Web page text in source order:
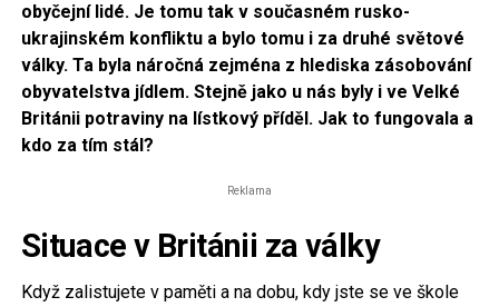
obyčejní lidé. Je tomu tak v současném rusko-
ukrajinském konfliktu a bylo tomu i za druhé světové
války. Ta byla náročná zejména z hlediska zásobování
obyvatelstva jídlem. Stejně jako u nás byly i ve Velké
Británii potraviny na lístkový příděl. Jak to fungovala a
kdo za tím stál?
Reklama
Situace v Británii za války
Když zalistujete v paměti a na dobu, kdy jste se ve škole